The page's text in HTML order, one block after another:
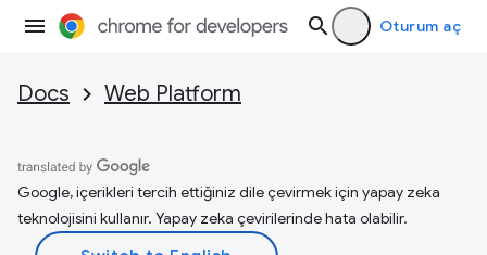
Oturum aç
Docs Web Platform
Google, içerikleri tercih ettiğiniz dile çevirmek için yapay zeka
teknolojisini kullanır. Yapay zeka çevirilerinde hata olabilir.